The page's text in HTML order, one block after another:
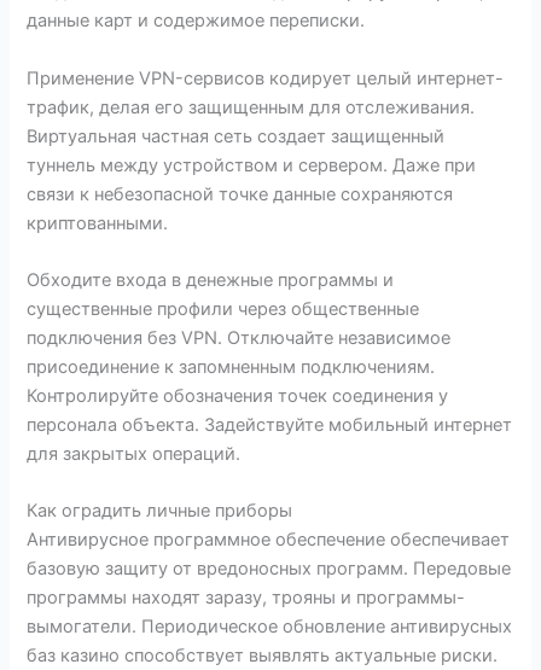
данные карт и содержимое переписки.
Применение VPN-сервисов кодирует целый интернет-
трафик, делая его защищенным для отслеживания.
Виртуальная частная сеть создает защищенный
туннель между устройством и сервером. Даже при
связи к небезопасной точке данные сохраняются
криптованными.
Обходите входа в денежные программы и
существенные профили через общественные
подключения без VPN. Отключайте независимое
присоединение к запомненным подключениям.
Контролируйте обозначения точек соединения у
персонала объекта. Задействуйте мобильный интернет
для закрытых операций.
Как оградить личные приборы
Антивирусное программное обеспечение обеспечивает
базовую защиту от вредоносных программ. Передовые
программы находят заразу, трояны и программы-
вымогатели. Периодическое обновление антивирусных
баз казино способствует выявлять актуальные риски.